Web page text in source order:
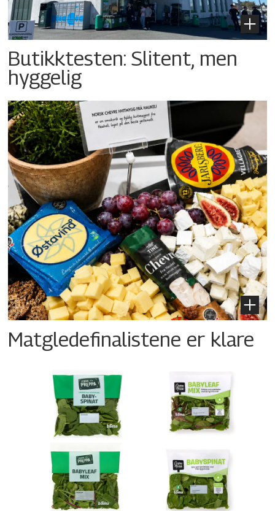
Butikktesten: Slitent, men
hyggelig
Matgledefinalistene er klare